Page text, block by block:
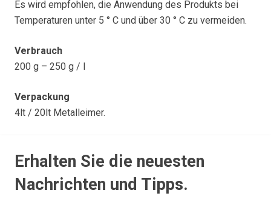
Es wird empfohlen, die Anwendung des Produkts bei
Temperaturen unter 5 ° C und über 30 ° C zu vermeiden.
Verbrauch
200 g – 250 g / l
Verpackung
4lt / 20lt Metalleimer.
Erhalten Sie die neuesten
Nachrichten und Tipps.